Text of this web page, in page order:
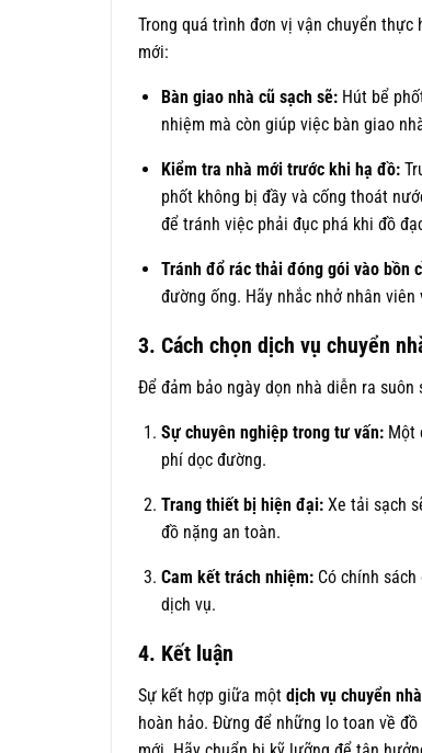
Trong quá trình đơn vị vận chuyển
mới:
Bàn giao nhà cũ sạch sẽ:Hút bể
nhiệm mà còn giúp việc bàn giao
Kiểm tra nhà mới trước khi hạ đồ:
phốt không bị đầy và cống thoát
để tránh việc phải đục phá khi đồ
Tránh đổ rác thải đóng gói vào bồn
đường ống. Hãy nhắc nhở nhân
3. Cách chọn dịch vụ chuyển
Để đảm bảo ngày dọn nhà diễn ra
Sự chuyên nghiệp trong tư vấn:Một
phí dọc đường.
Trang thiết bị hiện đại:Xe tải sạch
đồ nặng an toàn.
Cam kết trách nhiệm:Có chính sách
dịch vụ.
4. Kết luận
Sự kết hợp giữa một dịch vụ chuyển nhà
hoàn hảo. Đừng để những lo toan về